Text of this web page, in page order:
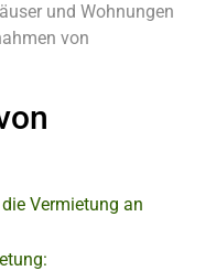
und Wohnungen
von
Vermietung an